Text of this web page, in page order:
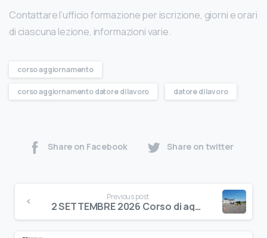
Contattare l’ufficio formazione per iscrizione, giorni e orari
di ciascuna lezione, informazioni varie.
corso aggiornamento
corso aggiornamento datore di lavoro datore di lavoro
Share on Facebook Share on twitter
Previous post
2 SETTEMBRE 2026 Corso di aggiornamento per addetti alla conduzione di carrelli elevatori industriali